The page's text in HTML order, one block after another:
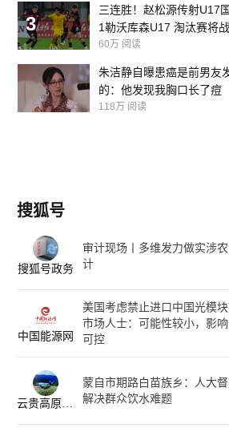
3
三连胜！赵松源传射U17
1勒沃库森U17 淘汰赛将战
60万 阅读
朱洁静自曝患癌是前男友
的：他发现我胸口长了痘
118万 阅读
搜狐号
搜狐号政务
审计现场丨多维发力做实涉
计
中国能源网
美国考虑禁止进口中国光模块
市场人士：可能性较小，影
可控
云贵高原生活指南
蒙自市期路白苗族乡：人大
解决群众饮水难题